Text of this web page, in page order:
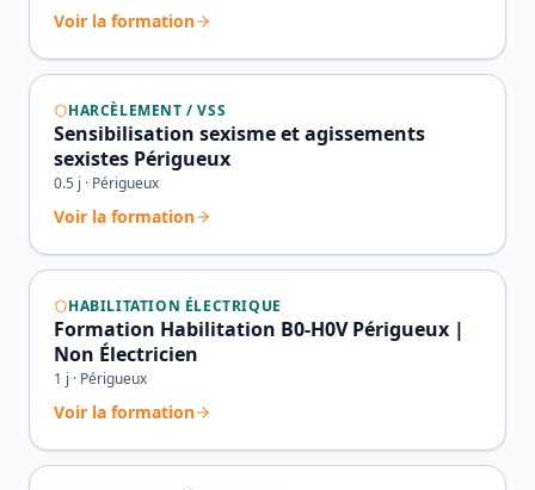
Voir la formation
HARCÈLEMENT / VSS
Sensibilisation sexisme et agissements
sexistes Périgueux
0.5 j · Périgueux
Voir la formation
HABILITATION ÉLECTRIQUE
Formation Habilitation B0-H0V Périgueux |
Non Électricien
1 j · Périgueux
Voir la formation